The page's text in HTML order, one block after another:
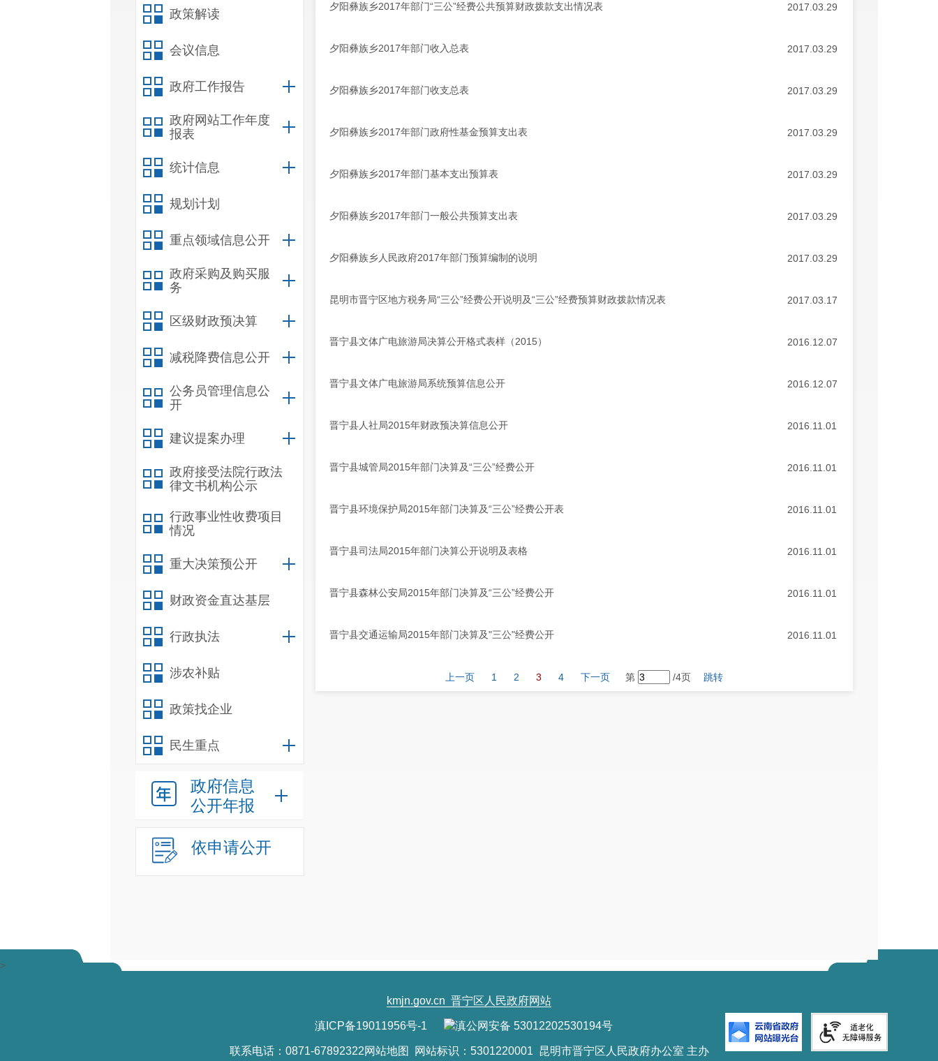
政策解读
会议信息
政府工作报告
政府网站工作年度
报表
统计信息
规划计划
重点领域信息公开
政府采购及购买服
务
区级财政预决算
减税降费信息公开
公务员管理信息公
开
建议提案办理
政府接受法院行政法
律文书机构公示
行政事业性收费项目
情况
重大决策预公开
财政资金直达基层
行政执法
涉农补贴
政策找企业
民生重点
政府信息
公开年报
依申请公开
夕阳彝族乡2017年部门“三公”经费公共预算财政拨款支出情况表 2017.03.29
夕阳彝族乡​2017年部门收入总表 2017.03.29
夕阳彝族乡​2017年部门收支总表 2017.03.29
夕阳彝族乡​2017年部门政府性基金预算支出表 2017.03.29
夕阳彝族乡​2017年部门基本支出预算表 2017.03.29
夕阳彝族乡​2017年部门一般公共预算支出表 2017.03.29
夕阳彝族乡人民政府2017年部门预算编制的说明 2017.03.29
昆明市晋宁区地方税务局“三公”经费公开说明及“三公”经费预算财政拨款情况表 2017.03.17
晋宁县文体广电旅游局决算公开格式表样（2015） 2016.12.07
晋宁县文体广电旅游局系统预算信息公开 2016.12.07
晋宁县人社局2015年财政预决算信息公开 2016.11.01
晋宁县城管局2015年部门决算及“三公”经费公开 2016.11.01
晋宁县环境保护局2015年部门决算及“三公”经费公开表 2016.11.01
晋宁县司法局2015年部门决算公开说明及表格 2016.11.01
晋宁县森林公安局2015年部门决算及“三公”经费公开 2016.11.01
晋宁县交通运输局2015年部门决算及"三公"经费公开 2016.11.01
上一页 1 2 3 4 下一页 第 /4页 跳转
>
kmjn.gov.cn 晋宁区人民政府网站
滇ICP备19011956号-1 滇公网安备 53012202530194号
联系电话：0871-67892322网站地图 网站标识：5301220001 昆明市晋宁区人民政府办公室 主办